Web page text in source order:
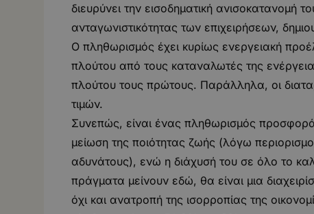
διευρύνει την εισοδηματική ανισοκατανομή
ανταγωνιστικότητας των επιχειρήσεων,
Ο πληθωρισμός έχει κυρίως ενεργειακή
πλούτου από τους καταναλωτές της
πλούτου τους πρώτους. Παράλληλα, οι
τιμών.
Συνεπώς, είναι ένας πληθωρισμός
μείωση της ποιότητας ζωής (λόγω
αδυνάτους), ενώ η διάχυσή του σε όλο το
πράγματα μείνουν εδώ, θα είναι μια
όχι και ανατροπή της ισορροπίας της